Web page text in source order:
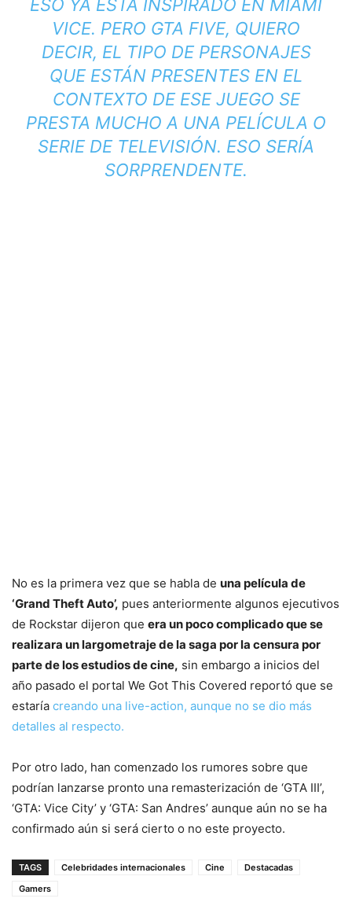
ESO YA ESTÁ INSPIRADO EN MIAMI
VICE. PERO GTA FIVE, QUIERO
DECIR, EL TIPO DE PERSONAJES
QUE ESTÁN PRESENTES EN EL
CONTEXTO DE ESE JUEGO SE
PRESTA MUCHO A UNA PELÍCULA O
SERIE DE TELEVISIÓN. ESO SERÍA
SORPRENDENTE.
No es la primera vez que se habla de una película de
‘Grand Theft Auto’, pues anteriormente algunos ejecutivos
de Rockstar dijeron que era un poco complicado que se
realizara un largometraje de la saga por la censura por
parte de los estudios de cine, sin embargo a inicios del
año pasado el portal We Got This Covered reportó que se
estaría creando una live-action, aunque no se dio más
detalles al respecto.
Por otro lado, han comenzado los rumores sobre que
podrían lanzarse pronto una remasterización de ‘GTA III’,
‘GTA: Vice City’ y ‘GTA: San Andres’ aunque aún no se ha
confirmado aún si será cierto o no este proyecto.
TAGS Celebridades internacionales Cine
Destacadas
Gamers